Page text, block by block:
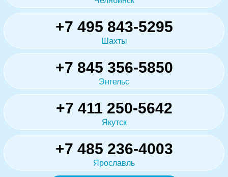
+7 495 843-5295
Шахты
+7 845 356-5850
Энгельс
+7 411 250-5642
Якутск
+7 485 236-4003
Ярославль